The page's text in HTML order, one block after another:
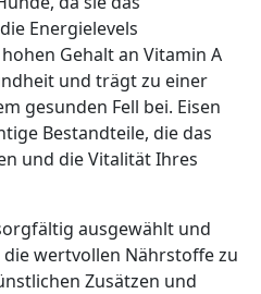
Energielevels
Gehalt an Vitamin A
und trägt zu einer
gesunden Fell bei. Eisen
Bestandteile, die das
und die Vitalität Ihres
ausgewählt und
wertvollen Nährstoffe zu
Zusätzen und